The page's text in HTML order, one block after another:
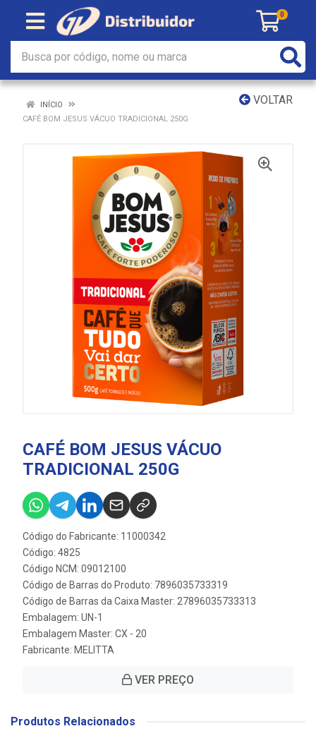
0
VOLTAR
INÍCIO
CAFÉ BOM JESUS VÁCUO TRADICIONAL 250G
CAFÉ BOM JESUS VÁCUO
TRADICIONAL 250G
Código do Fabricante: 11000342
Código: 4825
Código NCM: 09012100
Código de Barras do Produto: 7896035733319
Código de Barras da Caixa Master: 27896035733313
Embalagem: UN-1
Embalagem Master: CX - 20
Fabricante: MELITTA
VER PREÇO
Produtos Relacionados